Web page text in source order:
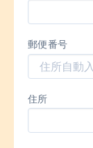
郵便番号
住所